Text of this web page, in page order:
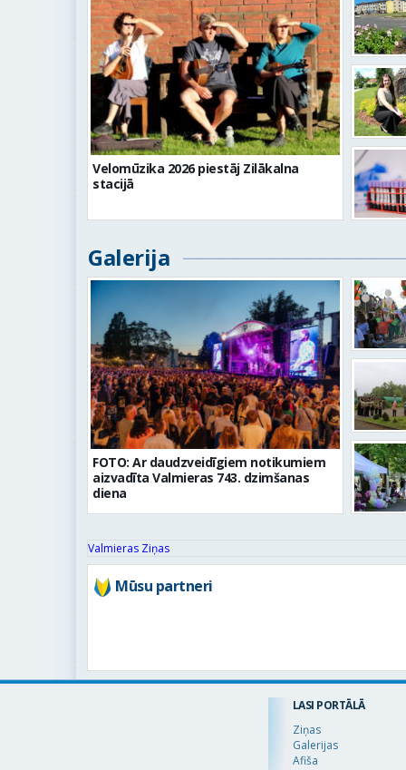
Velomūzika 2026 piestāj Zilākalna
stacijā
Galerija
FOTO: Ar daudzveidīgiem notikumiem
aizvadīta Valmieras 743. dzimšanas
diena
Valmieras Ziņas
Mūsu partneri
LASI PORTĀLĀ
Ziņas
Galerijas
Afiša